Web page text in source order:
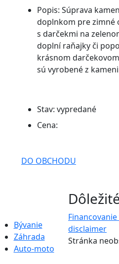
Popis: Súprava
doplnkom pre zimné
s darčekmi na
doplní raňajky či
krásnom
sú vyrobené z
Stav: vypredané
Cena:
DO OBCHODU
Bývanie
Záhrada
Auto-moto
disclaimer
Stránka